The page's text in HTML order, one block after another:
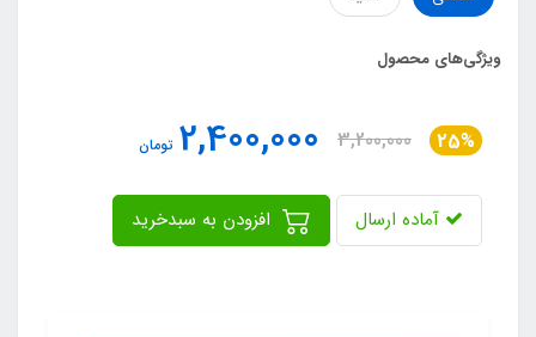
ویژگی‌های محصول
25%
3,200,000
2,400,000 تومان
آماده ارسال